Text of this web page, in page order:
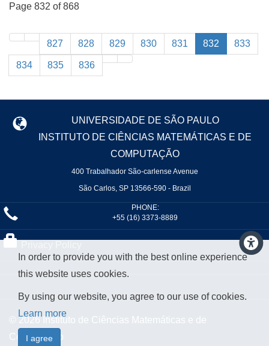
Page 832 of 868
827 828 829 830 831 832 833
834 835 836
UNIVERSIDADE DE SÃO PAULO
INSTITUTO DE CIÊNCIAS MATEMÁTICAS E DE
COMPUTAÇÃO
400 Trabalhador São-carlense Avenue
São Carlos, SP 13566-590 - Brazil
PHONE:
+55 (16) 3373-8889
© 2026 Instituto de Ciências Matemáticas e de
Computação
In order to provide you with the best online experience
this website uses cookies.
By using our website, you agree to our use of cookies.
Learn more
I agree